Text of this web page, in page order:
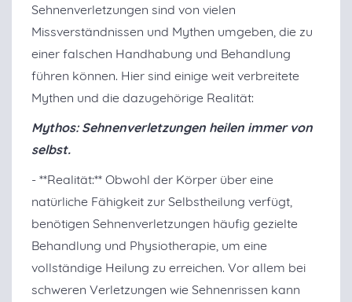
Sehnenverletzungen sind von vielen
Missverständnissen und Mythen umgeben, die zu
einer falschen Handhabung und Behandlung
führen können. Hier sind einige weit verbreitete
Mythen und die dazugehörige Realität:
Mythos: Sehnenverletzungen heilen immer von
selbst.
- **Realität:** Obwohl der Körper über eine
natürliche Fähigkeit zur Selbstheilung verfügt,
benötigen Sehnenverletzungen häufig gezielte
Behandlung und Physiotherapie, um eine
vollständige Heilung zu erreichen. Vor allem bei
schweren Verletzungen wie Sehnenrissen kann